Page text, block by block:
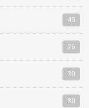
45
26
30
80